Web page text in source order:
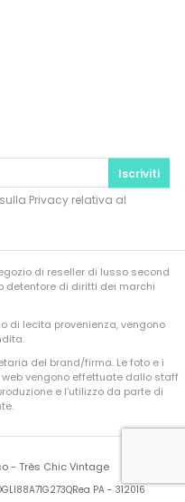
Iscriviti
Privacyrelativa al
di reseller di lusso second
detentore di diritti dei marchi
di lecita provenienza, vengono
del brand/firma. Le foto e i
vengono effettuate dallo staff
e l’utilizzo da parte di
- Très Chic Vintage
Rea PA - 312016